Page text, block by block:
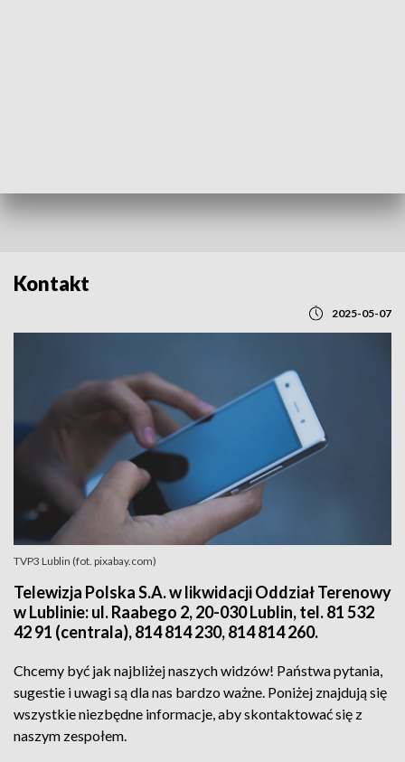
Kontakt
2025-05-07
TVP3 Lublin (fot. pixabay.com)
Telewizja Polska S.A. w likwidacji Oddział Terenowy
w Lublinie: ul. Raabego 2, 20-030 Lublin, tel. 81 532
42 91 (centrala), 814 814 230, 814 814 260.
Chcemy być jak najbliżej naszych widzów! Państwa pytania,
sugestie i uwagi są dla nas bardzo ważne. Poniżej znajdują się
wszystkie niezbędne informacje, aby skontaktować się z
naszym zespołem.